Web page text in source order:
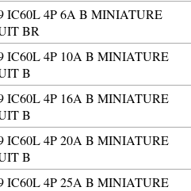
IC60L 4P 6A B MINIATURE
BR
IC60L 4P 10A B MINIATURE
B
IC60L 4P 16A B MINIATURE
B
IC60L 4P 20A B MINIATURE
B
IC60L 4P 25A B MINIATURE